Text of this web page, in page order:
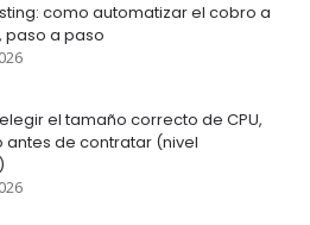
como automatizar el cobro a
paso a paso
el tamaño correcto de CPU,
antes de contratar (nivel